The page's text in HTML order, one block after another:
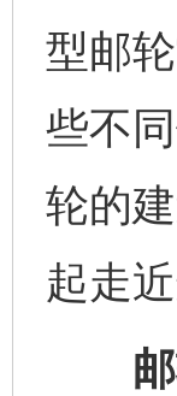
型邮
些不
轮的
起走
邮轮